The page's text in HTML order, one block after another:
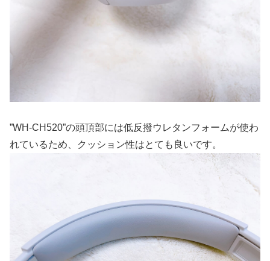
”WH-CH520”の頭頂部には低反撥ウレタンフォームが使わ
れているため、クッション性はとても良いです。